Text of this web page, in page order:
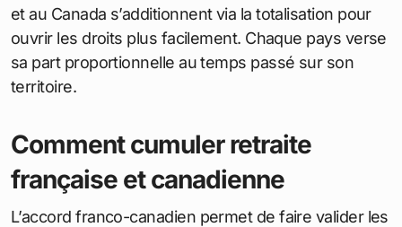
et au Canada s’additionnent via la totalisation pour
ouvrir les droits plus facilement. Chaque pays verse
sa part proportionnelle au temps passé sur son
territoire.
Comment cumuler retraite
française et canadienne
L’accord franco-canadien permet de faire valider les